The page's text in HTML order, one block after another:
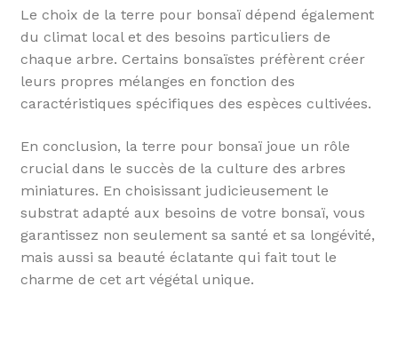
Le choix de la terre pour bonsaï dépend également
du climat local et des besoins particuliers de
chaque arbre. Certains bonsaïstes préfèrent créer
leurs propres mélanges en fonction des
caractéristiques spécifiques des espèces cultivées.
En conclusion, la terre pour bonsaï joue un rôle
crucial dans le succès de la culture des arbres
miniatures. En choisissant judicieusement le
substrat adapté aux besoins de votre bonsaï, vous
garantissez non seulement sa santé et sa longévité,
mais aussi sa beauté éclatante qui fait tout le
charme de cet art végétal unique.